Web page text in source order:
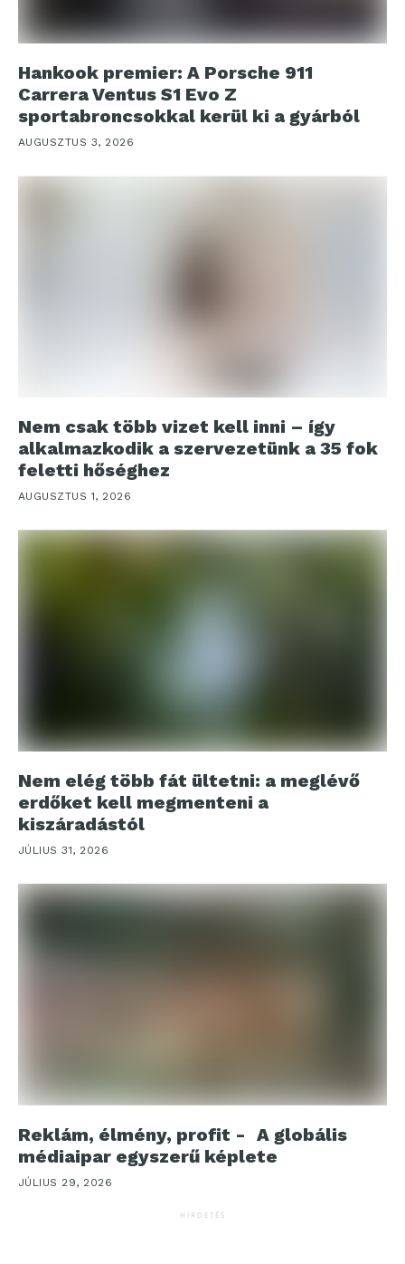
Hankook premier: A Porsche 911
Carrera Ventus S1 Evo Z
sportabroncsokkal kerül ki a gyárból
AUGUSZTUS 3, 2026
Nem csak több vizet kell inni – így
alkalmazkodik a szervezetünk a 35 fok
feletti hőséghez
AUGUSZTUS 1, 2026
Nem elég több fát ültetni: a meglévő
erdőket kell megmenteni a
kiszáradástól
JÚLIUS 31, 2026
Reklám, élmény, profit - A globális
médiaipar egyszerű képlete
JÚLIUS 29, 2026
HIRDETÉS